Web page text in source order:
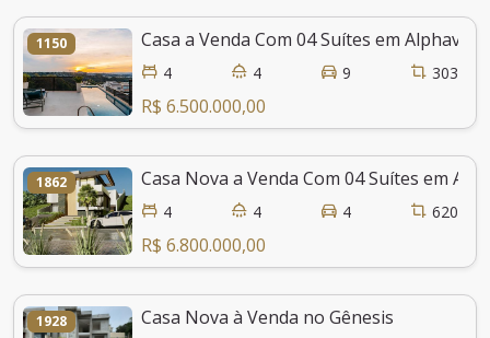
1150 Casa a Venda Com 04 Suítes em Alphaville
4 4 9 303
R$ 6.500.000,00
1862 Casa Nova a Venda Com 04 Suítes em
4 4 4 620
R$ 6.800.000,00
1928 Casa Nova à Venda no Gênesis